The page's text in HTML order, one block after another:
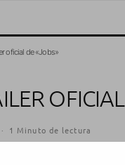
oficial de «Jobs»
· 1 Minuto de lectura